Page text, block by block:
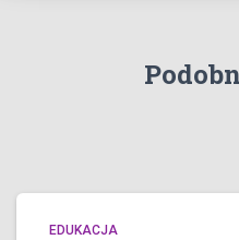
EDUKACJA